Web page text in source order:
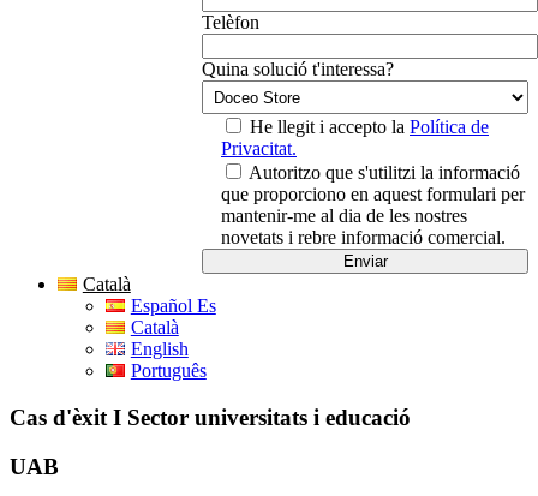
Telèfon
Quina solució t'interessa?
He llegit i accepto la Política de
Privacitat.
Autoritzo que s'utilitzi la informació
que proporciono en aquest formulari per
mantenir-me al dia de les nostres
novetats i rebre informació comercial.
Català
Español Es
Català
English
Português
Cas d'èxit I Sector universitats i educació
UAB